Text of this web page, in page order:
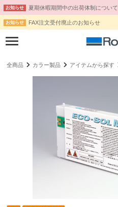
お知らせ 夏期休暇期間中の出荷体制について
お知らせ FAX注文受付廃止のお知らせ
全商品 カラー製品 アイテムから探す